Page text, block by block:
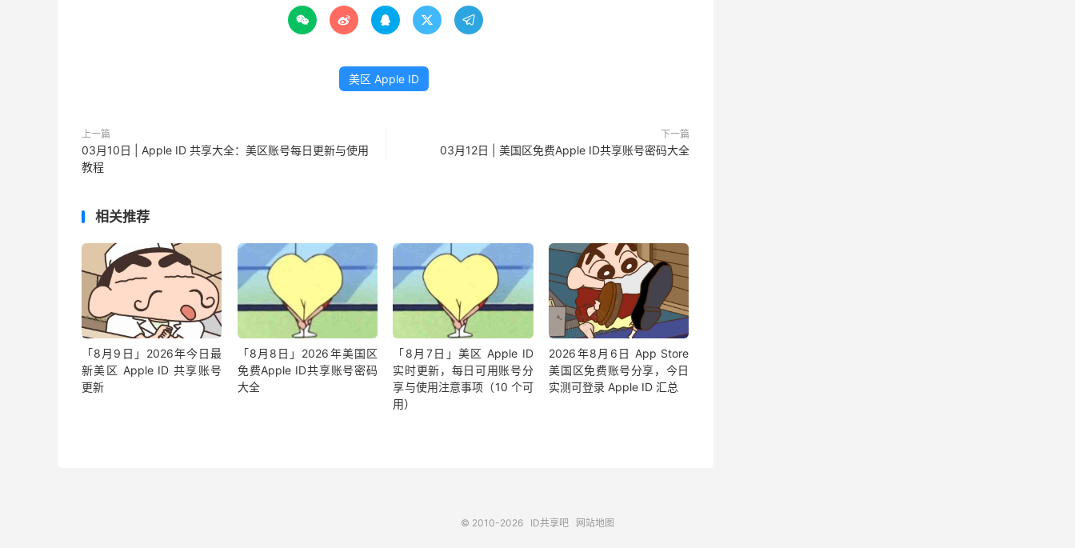
    
美区 Apple ID
上一篇
03月10日 | Apple ID 共享大全：美区账号每日更新与使用
教程
下一篇
03月12日 | 美国区免费Apple ID共享账号密码大全
相关推荐
「8月9日」2026年今日最
新美区 Apple ID 共享账号
更新
「8月8日」2026年美国区
免费Apple ID共享账号密码
大全
「8月7日」美区 Apple ID
实时更新，每日可用账号分
享与使用注意事项（10 个可
用）
2026年8月6日 App Store
美国区免费账号分享，今日
实测可登录 Apple ID 汇总
© 2010-2026 ID共享吧 网站地图